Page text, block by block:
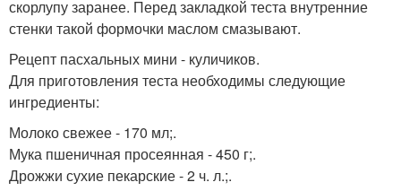
скорлупу заранее. Перед закладкой теста внутренние
стенки такой формочки маслом смазывают.
Рецепт пасхальных мини - куличиков.
Для приготовления теста необходимы следующие
ингредиенты:
Молоко свежее - 170 мл;.
Мука пшеничная просеянная - 450 г;.
Дрожжи сухие пекарские - 2 ч. л.;.